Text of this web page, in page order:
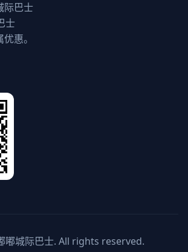
际巴士
士
惠。
嘟城际巴士. All rights reserved.